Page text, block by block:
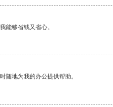
能够省钱又省心。
随地为我的办公提供帮助。